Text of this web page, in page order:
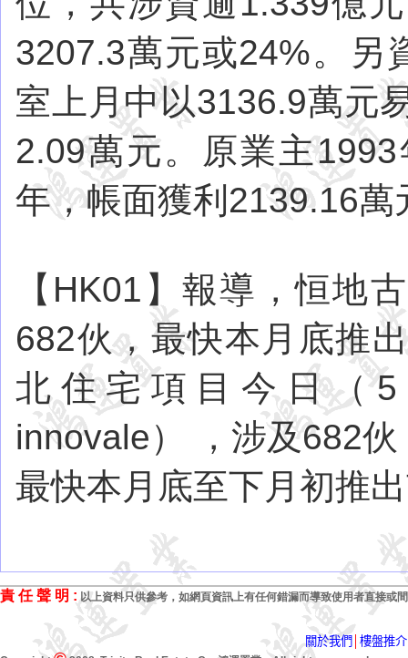
3207.3萬元或24%。另
室上月中以3136.9萬元
2.09萬元。原業主
年，帳面獲利2139.16萬
【HK01】報導，恒地
682伙，最快本月底推
北住宅項目今日（
innovale） ，涉及682
最快本月底至下月初推
責 任 聲 明 : 以上資料只供參考，如網頁資訊上有任何錯漏而導致使用者直接或
關於我們 樓盤推介